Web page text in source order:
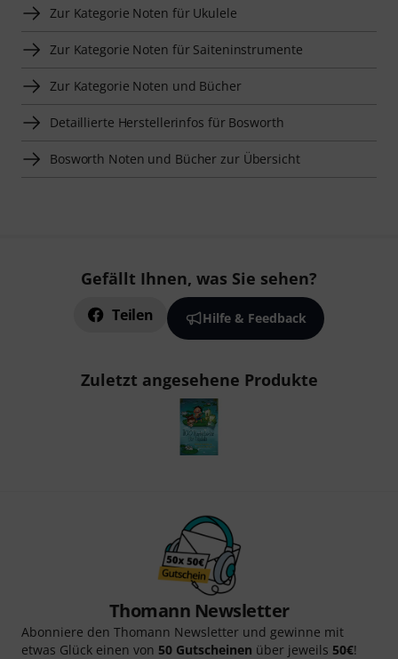
Zur Kategorie Noten für Ukulele
Zur Kategorie Noten für Saiteninstrumente
Zur Kategorie Noten und Bücher
Detaillierte Herstellerinfos für Bosworth
Bosworth Noten und Bücher zur Übersicht
Gefällt Ihnen, was Sie sehen?
Teilen Hilfe & Feedback
Zuletzt angesehene Produkte
Thomann Newsletter
Abonniere den Thomann Newsletter und gewinne mit
etwas Glück einen von 50 Gutscheinen über jeweils 50€!